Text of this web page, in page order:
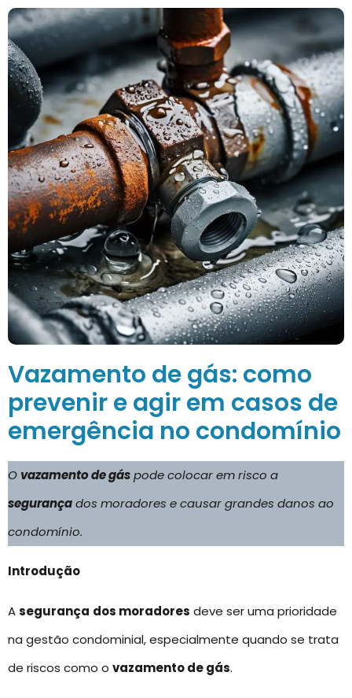
Vazamento de gás: como
prevenir e agir em casos de
emergência no condomínio
O vazamento de gáspode colocar em risco a
segurançados moradores e causar grandes danos ao
condomínio.
Introdução
Asegurança dos moradores deve ser uma prioridade
na gestão condominial, especialmente quando se trata
de riscos como o vazamento de gás.